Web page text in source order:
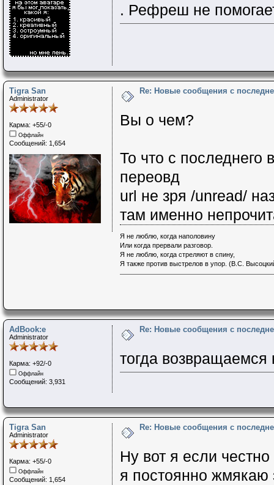
. Рефреш не
Tigra San
Administrator
Карма: +55/-0
Оффлайн
Сообщений: 1,654
Re: Новые сообщения с
Вы о чем?
То что с последнего
переовд
url не зря /unread/
там именно
Я не люблю, когда наполовину
Или когда прервали разговор.
Я не люблю, когда стреляют в спину,
Я также против выстрелов в упор. (В.С.
AdBook:e
Administrator
Карма: +92/-0
Оффлайн
Сообщений: 3,931
Re: Новые сообщения с
тогда
Tigra San
Administrator
Карма: +55/-0
Оффлайн
Сообщений: 1,654
Re: Новые сообщения с
Ну вот я если
я постоянно жмякаю